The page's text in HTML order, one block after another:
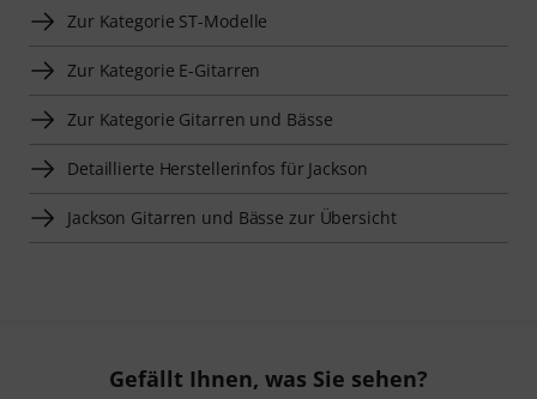
Zur Kategorie ST-Modelle
Zur Kategorie E-Gitarren
Zur Kategorie Gitarren und Bässe
Detaillierte Herstellerinfos für Jackson
Jackson Gitarren und Bässe zur Übersicht
Gefällt Ihnen, was Sie sehen?